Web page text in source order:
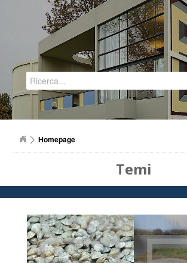
Regione Emilia-Romagna
Homepage
Temi